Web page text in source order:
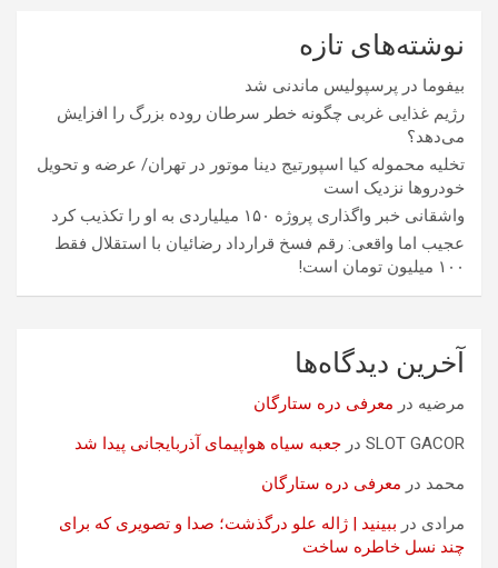
نوشته‌های تازه
بیفوما در پرسپولیس ماندنی شد
رژیم غذایی غربی چگونه خطر سرطان روده بزرگ را افزایش
می‌دهد؟
تخلیه محموله کیا اسپورتیج دینا موتور در تهران/ عرضه و تحویل
خودروها نزدیک است
واشقانی خبر واگذاری پروژه ۱۵۰ میلیاردی به او را تکذیب کرد
عجیب اما واقعی: رقم فسخ قرارداد رضائیان با استقلال فقط
۱۰۰ میلیون تومان است!
آخرین دیدگاه‌ها
مرضیه در معرفی دره ستارگان
SLOT GACOR در جعبه سیاه هواپیمای آذربایجانی پیدا شد
محمد در معرفی دره ستارگان
مرادی در ببینید | ژاله علو درگذشت؛ صدا و تصویری که برای
چند نسل خاطره ساخت